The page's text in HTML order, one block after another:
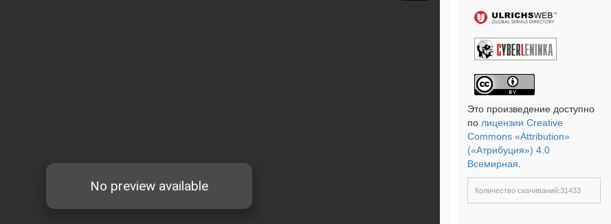
Это произведение доступно
по лицензии Creative
Commons «Attribution»
(«Атрибуция») 4.0
Всемирная
Количество скачиваний:31433